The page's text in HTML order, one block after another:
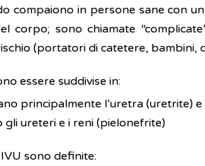
compaiono in persone sane con
corpo; sono chiamate
(portatori di catetere, bambini,
essere suddivise in:
principalmente l’uretra (uretrite) e
gli ureteri e i reni (pielonefrite)
sono definite: